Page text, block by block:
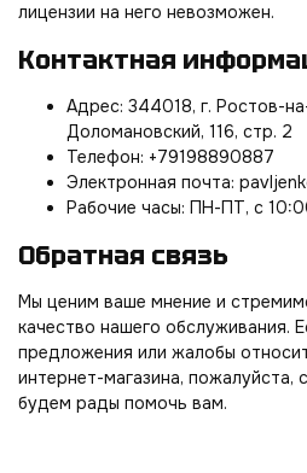
лицензии на него невозможен.
Контактная
Адрес: 344018, г. Ростов-
Доломановский, 116, стр. 2
Телефон: +79198890887
Электронная почта:
Рабочие часы: ПН-ПТ, с
Обратная связь
Мы ценим ваше мнение и
качество нашего обслуживания.
предложения или жалобы
интернет-магазина, пожалуйста,
будем рады помочь вам.